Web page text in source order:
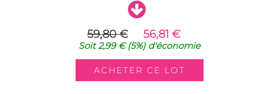
59,80 € 56,81 €
Soit2,99 €(5%) d'économie